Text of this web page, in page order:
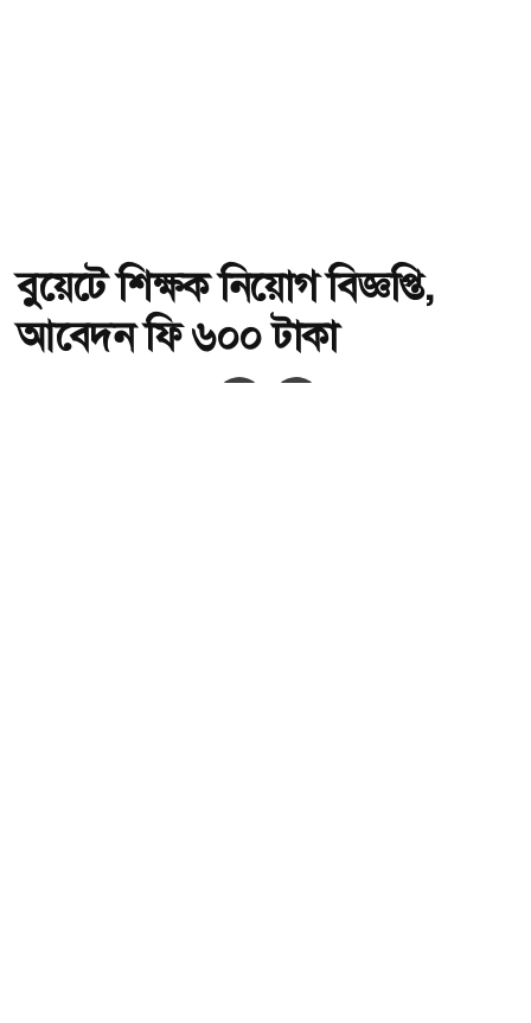
বুয়েটে শিক্ষক নিয়োগ বিজ্ঞপ্তি,
আবেদন ফি ৬০০ টাকা